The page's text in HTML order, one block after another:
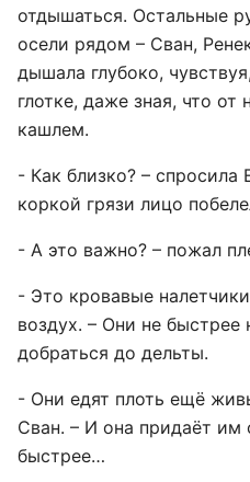
отдышаться. Остальные
осели рядом – Сван,
дышала глубоко,
глотке, даже зная, что от
кашлем.
- Как близко? – спросила
коркой грязи лицо
- А это важно? – пожал
- Это кровавые
воздух. – Они не
добраться до дельты.
- Они едят плоть ещё
Сван. – И она придаёт им
быстрее…